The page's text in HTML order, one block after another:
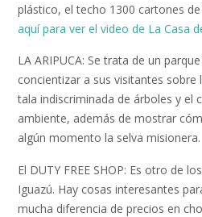
plástico, el techo 1300 cartones
aquí para ver el video de La Casa
LA ARIPUCA: Se trata de un
concientizar a sus visitantes
tala indiscriminada de árboles y el
ambiente, además de mostrar
algún momento la selva misionera.
El DUTY FREE SHOP: Es otro de
Iguazú. Hay cosas interesantes
mucha diferencia de precios en